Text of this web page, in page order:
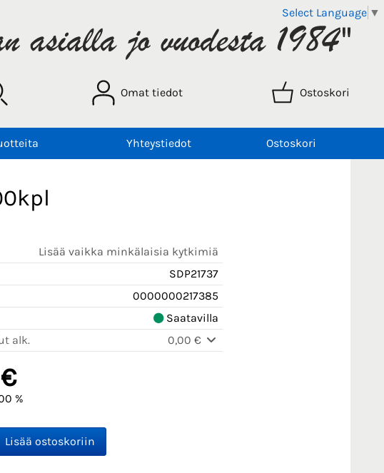
Select Language ▼
Omat tiedot Ostoskori
Yhteystiedot Ostoskori
Lisää vaikka minkälaisia kytkimiä
SDP21737
0000000217385
Saatavilla
alk.
0,00 €
%